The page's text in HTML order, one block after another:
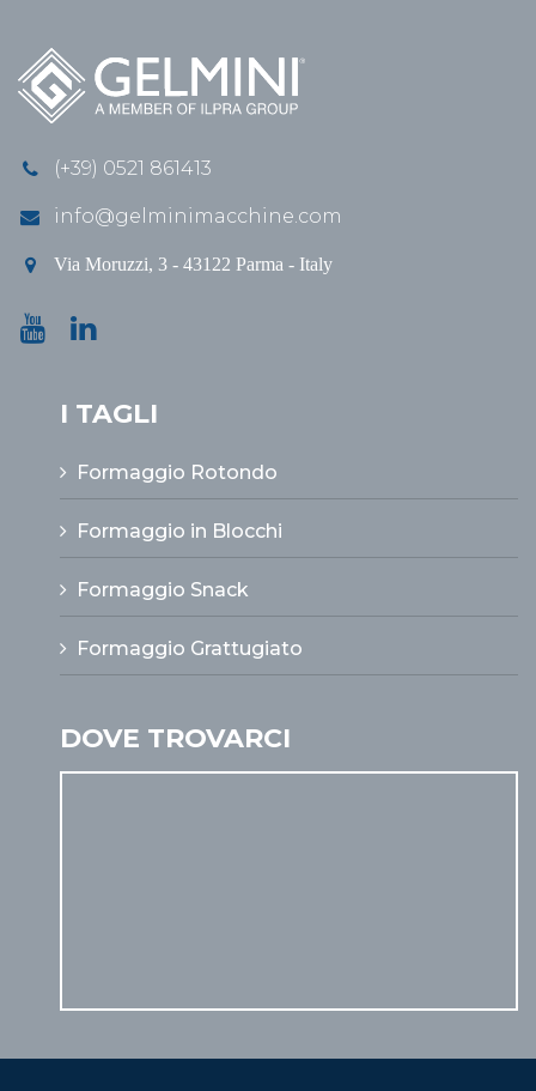
(+39) 0521 861413
info@gelminimacchine.com
Via Moruzzi, 3 - 43122 Parma - Italy
I TAGLI
Formaggio Rotondo
Formaggio in Blocchi
Formaggio Snack
Formaggio Grattugiato
DOVE TROVARCI